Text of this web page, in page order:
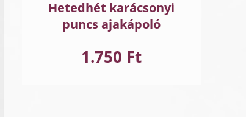
Hetedhét karácsonyi
puncs ajakápoló
1.750 Ft